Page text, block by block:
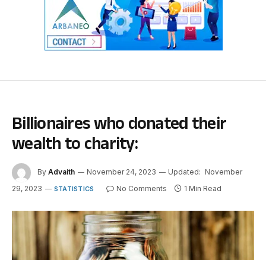
Billionaires who donated their
wealth to charity:
By Advaith November 24, 2023 Updated: November
29, 2023
STATISTICS No Comments 1 Min Read